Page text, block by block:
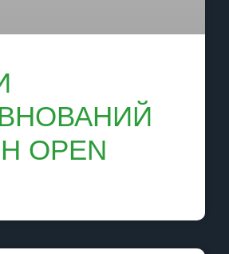
OPEN